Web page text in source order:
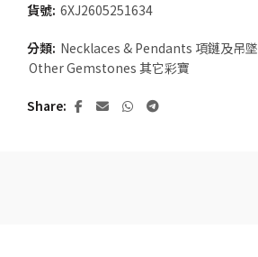
貨號: 6XJ2605251634
分類: Necklaces & Pendants 項鏈及吊墜
Other Gemstones 其它彩寶
Share